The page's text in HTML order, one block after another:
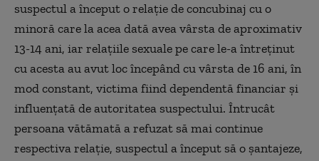
suspectul a început o relaţie de concubinaj cu o
minoră care la acea dată avea vârsta de aproximativ
13-14 ani, iar relaţiile sexuale pe care le-a întreţinut
cu acesta au avut loc începând cu vârsta de 16 ani, în
mod constant, victima fiind dependentă financiar şi
influenţată de autoritatea suspectului. Întrucât
persoana vătămată a refuzat să mai continue
respectiva relaţie, suspectul a început să o şantajeze,